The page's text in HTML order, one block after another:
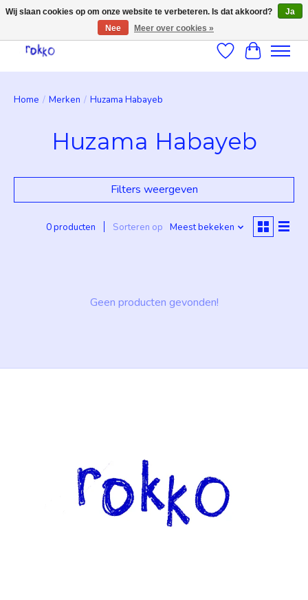
Verlanglijst
Home / Merken / Huzama Habayeb
Huzama Habayeb
Filters weergeven
0 producten Sorteren op Meest bekeken
Geen producten gevonden!
Wij slaan cookies op om onze website te verbeteren. Is dat akkoord?
Ja
Nee
Meer over cookies »